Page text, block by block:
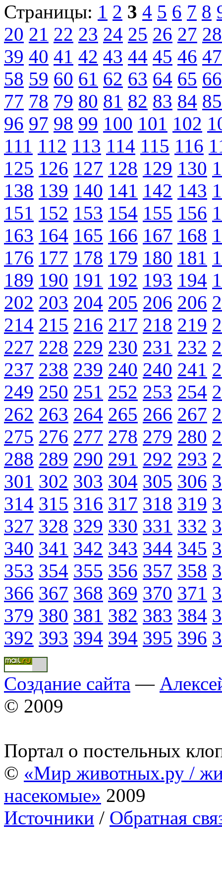
Страницы: 1 2 3 4 5 6 7 8
20 21 22 23 24 25 26 27 28
39 40 41 42 43 44 45 46 47
58 59 60 61 62 63 64 65 66
77 78 79 80 81 82 83 84 85
96 97 98 99 100 101 102
111 112 113 114 115 116
125 126 127 128 129 130
138 139 140 141 142 143
151 152 153 154 155 156
163 164 165 166 167 168
176 177 178 179 180 181
189 190 191 192 193 194
202 203 204 205 206 206
214 215 216 217 218 219
227 228 229 230 231 232
237 238 239 240 240 241
249 250 251 252 253 254
262 263 264 265 266 267
275 276 277 278 279 280
288 289 290 291 292 293
301 302 303 304 305 306
314 315 316 317 318 319
327 328 329 330 331 332
340 341 342 343 344 345
353 354 355 356 357 358
366 367 368 369 370 371
379 380 381 382 383 384
392 393 394 394 395 396
Создание сайта —
© 2009
Портал о постельных
© «Мир животных.ру /
насекомые» 2009
Источники / Обратная